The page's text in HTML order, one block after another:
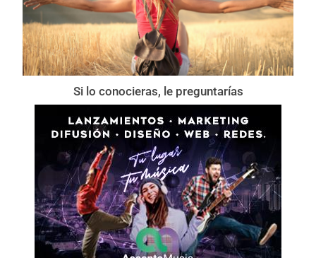
Si lo conocieras, le preguntarías